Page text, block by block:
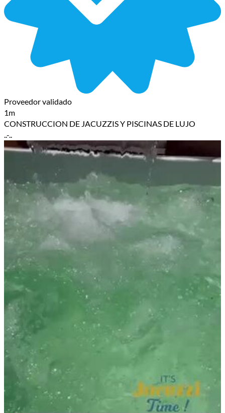
Proveedor validado
1m
CONSTRUCCION DE JACUZZIS Y PISCINAS DE LUJO
..-..